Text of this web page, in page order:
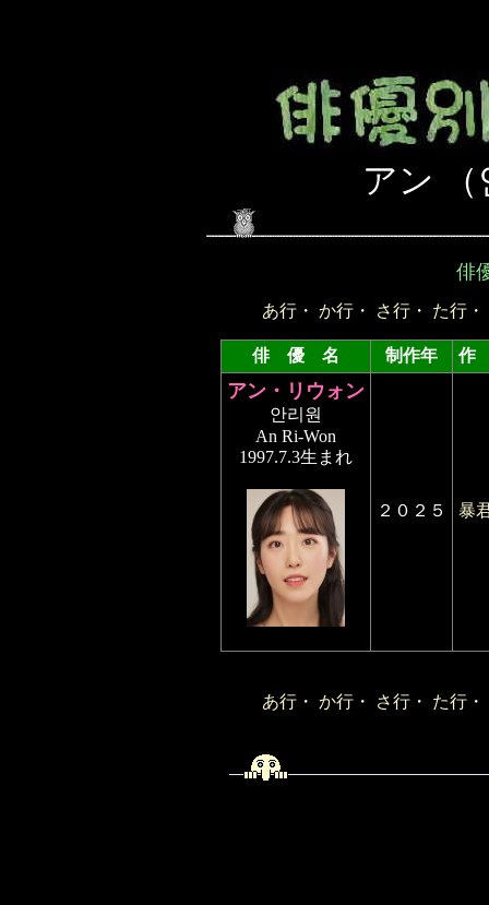
アン
俳
あ行 ・ か行 ・ さ行 ・ た行 ・
俳 優 名 制作年
アン・リウォン
안리원
An Ri-Won
1997.7.3生まれ
２０２５ 暴
あ行 ・ か行 ・ さ行 ・ た行 ・